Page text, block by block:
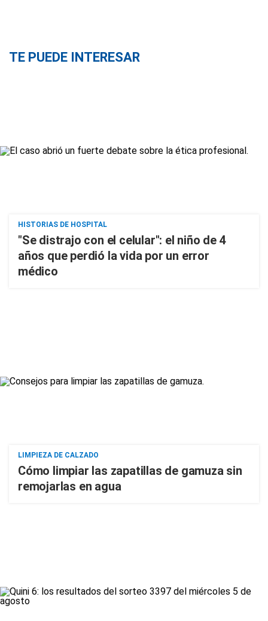
TE PUEDE INTERESAR
HISTORIAS DE HOSPITAL
"Se distrajo con el celular": el niño de 4
años que perdió la vida por un error
médico
LIMPIEZA DE CALZADO
Cómo limpiar las zapatillas de gamuza sin
remojarlas en agua